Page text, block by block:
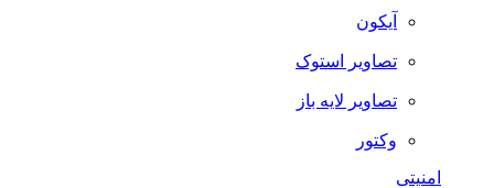
آیکون
تصاویر استوک
تصاویر لایه باز
وکتور
امنیتی